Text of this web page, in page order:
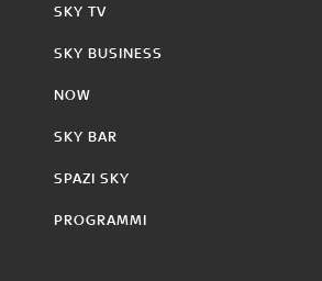
SKY TV
SKY BUSINESS
NOW
SKY BAR
SPAZI SKY
PROGRAMMI